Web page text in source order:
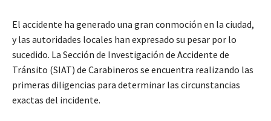
El accidente ha generado una gran conmoción en la ciudad,
y las autoridades locales han expresado su pesar por lo
sucedido. La Sección de Investigación de Accidente de
Tránsito (SIAT) de Carabineros se encuentra realizando las
primeras diligencias para determinar las circunstancias
exactas del incidente.